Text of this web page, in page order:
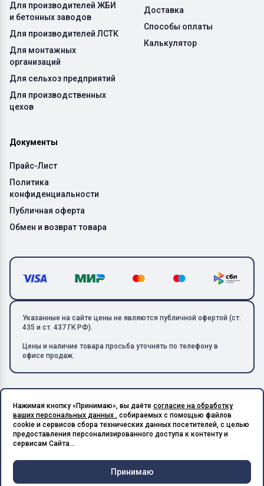
Для производителей ЖБИ
и бетонных заводов
Для производителей ЛСТК
Для монтажных
организаций
Для сельхоз предприятий
Для производственных
цехов
Доставка
Способы оплаты
Калькулятор
Документы
Прайс-Лист
Политика
конфиденциальности
Публичная оферта
Обмен и возврат товара
Указанные на сайте цены не являются публичной офертой (ст.
435 и ст. 437 ГК РФ).
Цены и наличие товара просьба уточнять по телефону в
офисе продаж.
Copyright © 2026 ООО «Металлолом-1». Все права защищены.
Разработано в X-Point.Studio
ИНН: 5003129594 | КПП: 500301001 | ОГРН: 1185027017240
Подпишитесь на Telegram,
получите скидку 20%
Главная Каталог Корзина Меню
Нажимая кнопку «Принимаю», вы даёте согласие на обработку
ваших персональных данных , собираемых с помощью файлов
cookie и сервисов сбора технических данных посетителей, с целью
предоставления персонализированного доступа к контенту и
сервисам Сайта...
Принимаю